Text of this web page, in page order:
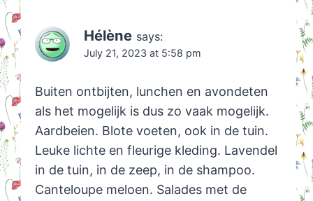
Hélène says:
July 21, 2023 at 5:58 pm
Buiten ontbijten, lunchen en avondeten
als het mogelijk is dus zo vaak mogelijk.
Aardbeien. Blote voeten, ook in de tuin.
Leuke lichte en fleurige kleding. Lavendel
in de tuin, in de zeep, in de shampoo.
Canteloupe meloen. Salades met de